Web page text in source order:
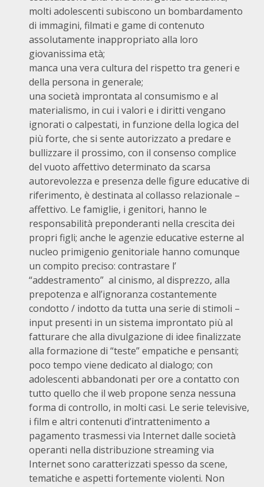
molti adolescenti subiscono un bombardamento
di immagini, filmati e game di contenuto
assolutamente inappropriato alla loro
giovanissima età;
manca una vera cultura del rispetto tra generi e
della persona in generale;
una società improntata al consumismo e al
materialismo, in cui i valori e i diritti vengano
ignorati o calpestati, in funzione della logica del
più forte, che si sente autorizzato a predare e
bullizzare il prossimo, con il consenso complice
del vuoto affettivo determinato da scarsa
autorevolezza e presenza delle figure educative di
riferimento, è destinata al collasso relazionale –
affettivo. Le famiglie, i genitori, hanno le
responsabilità preponderanti nella crescita dei
propri figli; anche le agenzie educative esterne al
nucleo primigenio genitoriale hanno comunque
un compito preciso: contrastare l’
“addestramento” al cinismo, al disprezzo, alla
prepotenza e all’ignoranza costantemente
condotto / indotto da tutta una serie di stimoli –
input presenti in un sistema improntato più al
fatturare che alla divulgazione di idee finalizzate
alla formazione di “teste” empatiche e pensanti;
poco tempo viene dedicato al dialogo; con
adolescenti abbandonati per ore a contatto con
tutto quello che il web propone senza nessuna
forma di controllo, in molti casi. Le serie televisive,
i film e altri contenuti d’intrattenimento a
pagamento trasmessi via Internet dalle società
operanti nella distribuzione streaming via
Internet sono caratterizzati spesso da scene,
tematiche e aspetti fortemente violenti. Non